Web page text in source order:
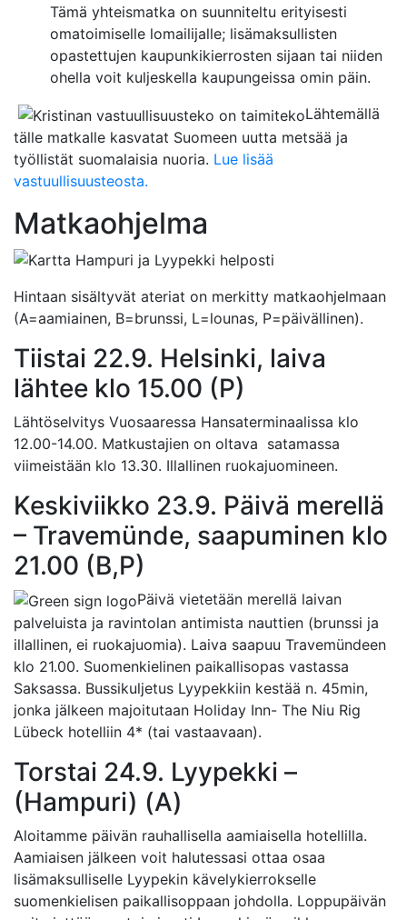
Tämä yhteismatka on suunniteltu erityisesti
omatoimiselle lomailijalle; lisämaksullisten
opastettujen kaupunkikierrosten sijaan tai niiden
ohella voit kuljeskella kaupungeissa omin päin.
Lähtemällä
tälle matkalle kasvatat Suomeen uutta metsää ja
työllistät suomalaisia nuoria. Lue lisää
vastuullisuusteosta.
Matkaohjelma
Hintaan sisältyvät ateriat on merkitty matkaohjelmaan
(A=aamiainen, B=brunssi, L=lounas, P=päivällinen).
Tiistai 22.9. Helsinki, laiva
lähtee klo 15.00 (P)
Lähtöselvitys Vuosaaressa Hansaterminaalissa klo
12.00-14.00. Matkustajien on oltava satamassa
viimeistään klo 13.30. Illallinen ruokajuomineen.
Keskiviikko 23.9. Päivä merellä
– Travemünde, saapuminen klo
21.00 (B,P)
Päivä vietetään merellä laivan
palveluista ja ravintolan antimista nauttien (brunssi ja
illallinen, ei ruokajuomia). Laiva saapuu Travemündeen
klo 21.00. Suomenkielinen paikallisopas vastassa
Saksassa. Bussikuljetus Lyypekkiin kestää n. 45min,
jonka jälkeen majoitutaan Holiday Inn- The Niu Rig
Lübeck hotelliin 4* (tai vastaavaan).
Torstai 24.9. Lyypekki –
(Hampuri) (A)
Aloitamme päivän rauhallisella aamiaisella hotellilla.
Aamiaisen jälkeen voit halutessasi ottaa osaa
lisämaksulliselle Lyypekin kävelykierrokselle
suomenkielisen paikallisoppaan johdolla. Loppupäivän